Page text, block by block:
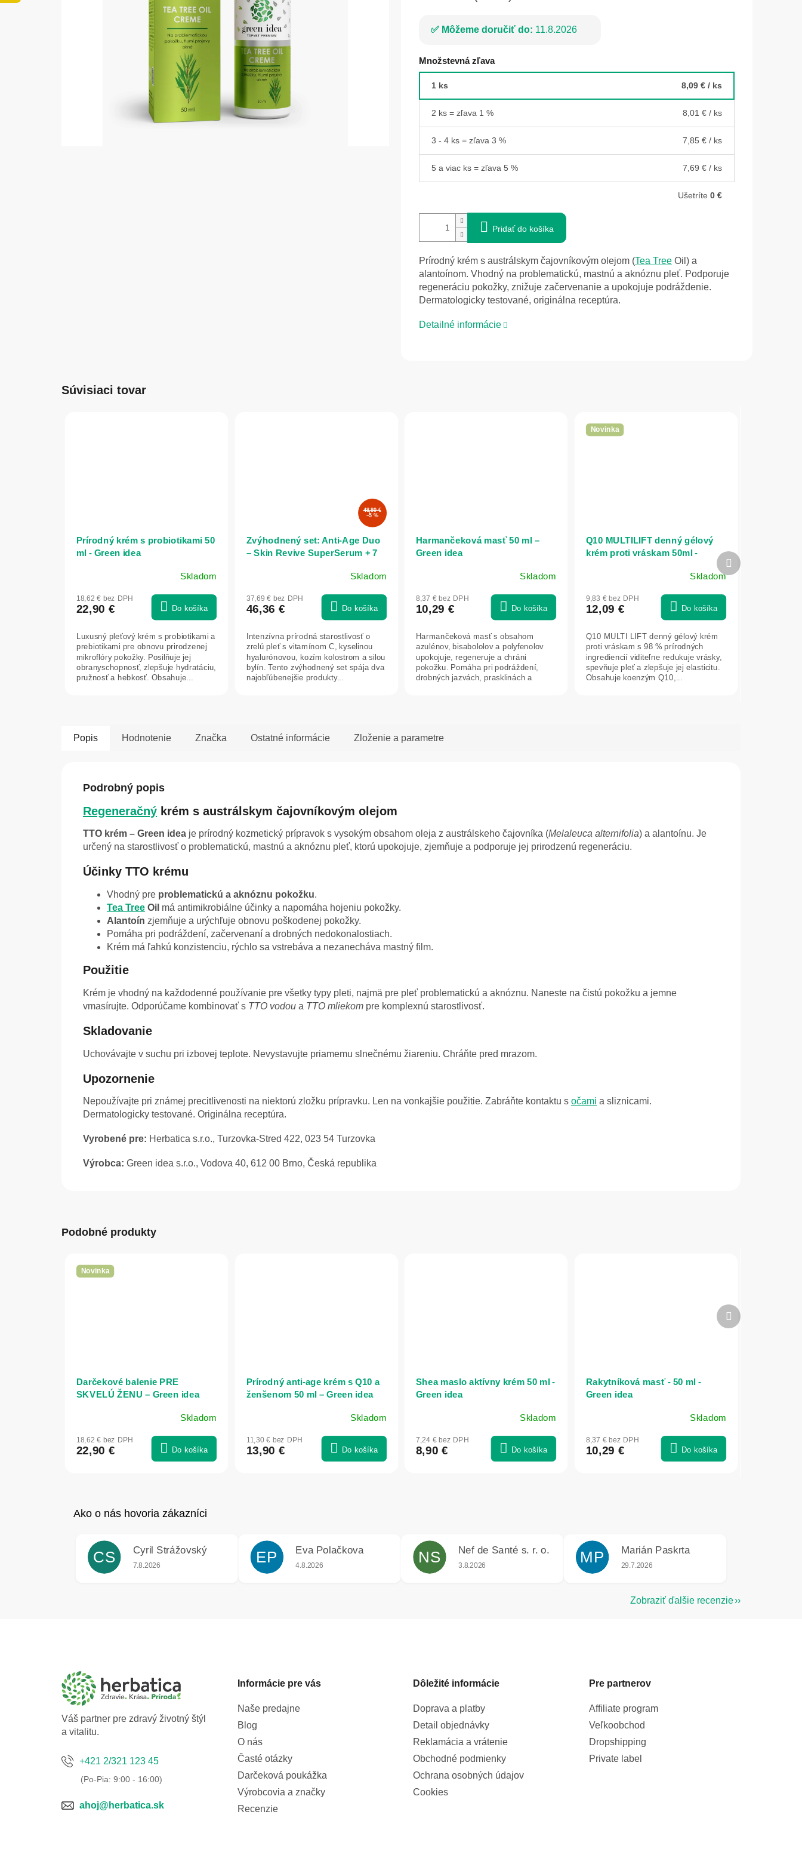
Môžeme doručiť do: 11.8.2026
Množstevná zľava
1 ks 8,09 € / ks
2 ks = zľava 1 % 8,01 € / ks
3 - 4 ks = zľava 3 % 7,85 € / ks
5 a viac ks = zľava 5 % 7,69 € / ks
Ušetríte 0 €
Pridať do košíka
Prírodný krém s austrálskym čajovníkovým olejom (Tea Tree Oil) a
alantoínom. Vhodný na problematickú, mastnú a aknóznu pleť. Podporuje
regeneráciu pokožky, znižuje začervenanie a upokojuje podráždenie.
Dermatologicky testované, originálna receptúra.
Detailné informácie
Súvisiaci tovar
Prírodný krém s probiotikami 50
ml - Green idea
Skladom
18,62 € bez DPH
22,90 € Do košíka
Luxusný pleťový krém s probiotikami a
prebiotikami pre obnovu prirodzenej
mikroflóry pokožky. Posilňuje jej
obranyschopnosť, zlepšuje hydratáciu,
pružnosť a hebkosť. Obsahuje...
48,80 €
–5 %
Zvýhodnený set: Anti‑Age Duo
– Skin Revive SuperSerum + 7
produktu
z
5
hviezdičiek.
Skladom
37,69 € bez DPH
46,36 € Do košíka
Intenzívna prírodná starostlivosť o
zrelú pleť s vitamínom C, kyselinou
hyalurónovou, kozím kolostrom a silou
bylín. Tento zvýhodnený set spája dva
najobľúbenejšie produkty...
Harmančeková masť 50 ml –
Green idea
Skladom
8,37 € bez DPH
10,29 € Do košíka
Harmančeková masť s obsahom
azulénov, bisabololov a polyfenolov
upokojuje, regeneruje a chráni
pokožku. Pomáha pri podráždení,
drobných jazvách, prasklinách a
Novinka
Q10 MULTILIFT denný gélový
krém proti vráskam 50ml -
Skladom
9,83 € bez DPH
12,09 € Do košíka
Q10 MULTI LIFT denný gélový krém
proti vráskam s 98 % prírodných
ingrediencií viditeľne redukuje vrásky,
spevňuje pleť a zlepšuje jej elasticitu.
Obsahuje koenzým Q10,...
Ďalší
produkt
Popis Hodnotenie Značka Ostatné informácie Zloženie a parametre
Podrobný popis
Regeneračný krém s austrálskym čajovníkovým olejom
TTO krém – Green idea je prírodný kozmetický prípravok s vysokým obsahom oleja z austrálskeho čajovníka (Melaleuca alternifolia) a alantoínu. Je
určený na starostlivosť o problematickú, mastnú a aknóznu pleť, ktorú upokojuje, zjemňuje a podporuje jej prirodzenú regeneráciu.
Účinky TTO krému
Vhodný pre problematickú a aknóznu pokožku.
Tea Tree Oil má antimikrobiálne účinky a napomáha hojeniu pokožky.
Alantoín zjemňuje a urýchľuje obnovu poškodenej pokožky.
Pomáha pri podráždení, začervenaní a drobných nedokonalostiach.
Krém má ľahkú konzistenciu, rýchlo sa vstrebáva a nezanecháva mastný film.
Použitie
Krém je vhodný na každodenné používanie pre všetky typy pleti, najmä pre pleť problematickú a aknóznu. Naneste na čistú pokožku a jemne
vmasírujte. Odporúčame kombinovať s TTO vodou a TTO mliekom pre komplexnú starostlivosť.
Skladovanie
Uchovávajte v suchu pri izbovej teplote. Nevystavujte priamemu slnečnému žiareniu. Chráňte pred mrazom.
Upozornenie
Nepoužívajte pri známej precitlivenosti na niektorú zložku prípravku. Len na vonkajšie použitie. Zabráňte kontaktu s očami a sliznicami.
Dermatologicky testované. Originálna receptúra.
Vyrobené pre: Herbatica s.r.o., Turzovka-Stred 422, 023 54 Turzovka
Výrobca: Green idea s.r.o., Vodova 40, 612 00 Brno, Česká republika
Podobné produkty
Novinka
Darčekové balenie PRE
SKVELÚ ŽENU – Green idea
Skladom
18,62 € bez DPH
22,90 € Do košíka
Prírodný anti-age krém s Q10 a
ženšenom 50 ml – Green idea
Skladom
11,30 € bez DPH
13,90 € Do košíka
Shea maslo aktívny krém 50 ml -
Green idea
Skladom
7,24 € bez DPH
8,90 € Do košíka
Rakytníková masť - 50 ml -
Green idea
produktu
Skladom
8,37 € bez DPH
10,29 € Do košíka
Ďalší
produkt
CS Cyril Strážovský
Hodnotenie obchodu je 5 z 5 hviezdičiek.
7.8.2026 EP Eva Polačkova
Hodnotenie obchodu je 5 z 5 hviezdičiek.
4.8.2026 NS Nef de Santé s. r. o.
Hodnotenie obchodu je 5 z 5 hviezdičiek.
3.8.2026 MP Marián Paskrta
Hodnotenie obchodu je 5 z 5 hviezdičiek.
29.7.2026
Zobraziť ďalšie recenzie
Váš partner pre zdravý životný štýl
a vitalitu.
+421 2/321 123 45
ahoj@herbatica.sk
Informácie pre vás
Naše predajne
Blog
O nás
Časté otázky
Darčeková poukážka
Výrobcovia a značky
Recenzie
Dôležité informácie
Doprava a platby
Detail objednávky
Reklamácia a vrátenie
Obchodné podmienky
Ochrana osobných údajov
Cookies
Pre partnerov
Affiliate program
Veľkoobchod
Dropshipping
Private label